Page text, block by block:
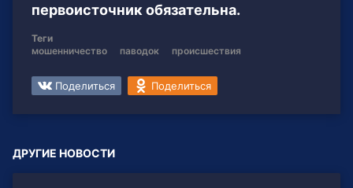
первоисточник обязательна.
Теги
мошенничество
паводок происшествия
Поделиться Поделиться
ДРУГИЕ НОВОСТИ